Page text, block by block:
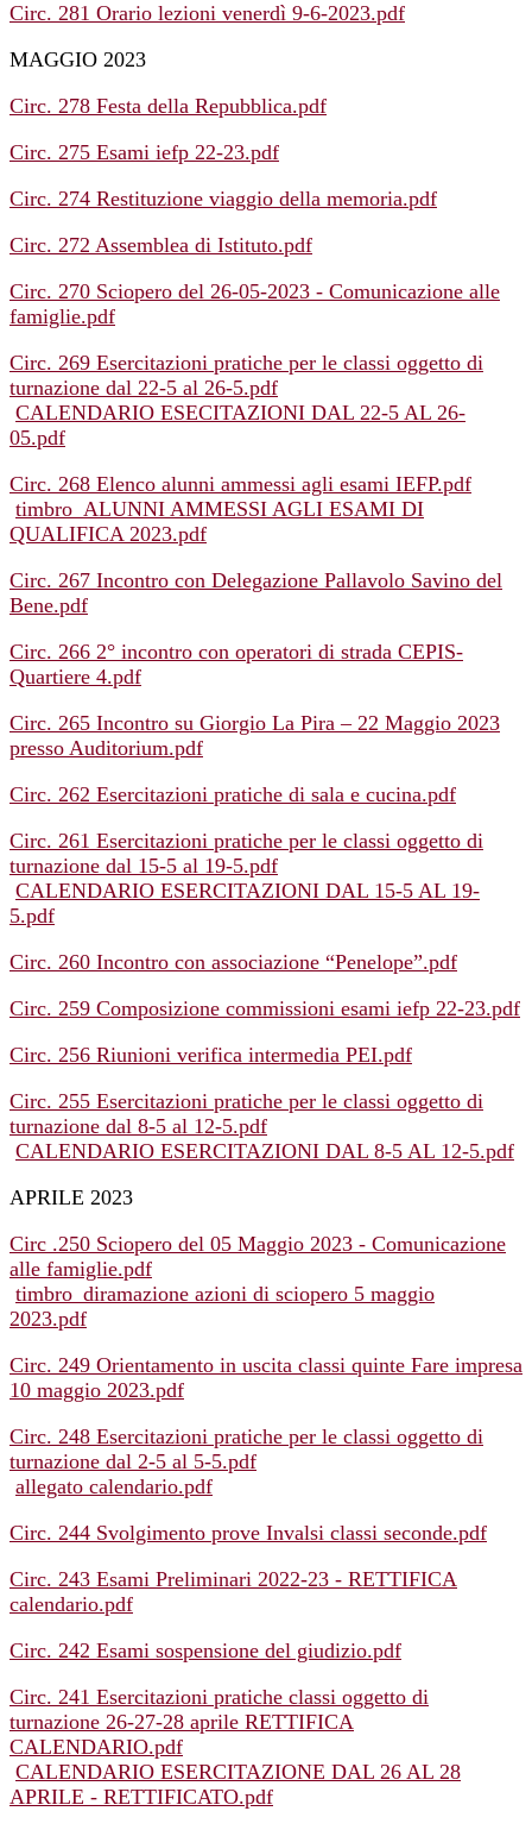
Circ. 281 Orario lezioni venerdì 9-6-2023.pdf
MAGGIO 2023
Circ. 278 Festa della Repubblica.pdf
Circ. 275 Esami iefp 22-23.pdf
Circ. 274 Restituzione viaggio della memoria.pdf
Circ. 272 Assemblea di Istituto.pdf
Circ. 270 Sciopero del 26-05-2023 - Comunicazione alle
famiglie.pdf
Circ. 269 Esercitazioni pratiche per le classi oggetto di
turnazione dal 22-5 al 26-5.pdf
CALENDARIO ESECITAZIONI DAL 22-5 AL 26-
05.pdf
Circ. 268 Elenco alunni ammessi agli esami IEFP.pdf
timbro_ALUNNI AMMESSI AGLI ESAMI DI
QUALIFICA 2023.pdf
Circ. 267 Incontro con Delegazione Pallavolo Savino del
Bene.pdf
Circ. 266 2° incontro con operatori di strada CEPIS-
Quartiere 4.pdf
Circ. 265 Incontro su Giorgio La Pira – 22 Maggio 2023
presso Auditorium.pdf
Circ. 262 Esercitazioni pratiche di sala e cucina.pdf
Circ. 261 Esercitazioni pratiche per le classi oggetto di
turnazione dal 15-5 al 19-5.pdf
CALENDARIO ESERCITAZIONI DAL 15-5 AL 19-
5.pdf
Circ. 260 Incontro con associazione “Penelope”.pdf
Circ. 259 Composizione commissioni esami iefp 22-23.pdf
Circ. 256 Riunioni verifica intermedia PEI.pdf
Circ. 255 Esercitazioni pratiche per le classi oggetto di
turnazione dal 8-5 al 12-5.pdf
CALENDARIO ESERCITAZIONI DAL 8-5 AL 12-5.pdf
APRILE 2023
Circ .250 Sciopero del 05 Maggio 2023 - Comunicazione
alle famiglie.pdf
timbro_diramazione azioni di sciopero 5 maggio
2023.pdf
Circ. 249 Orientamento in uscita classi quinte Fare impresa
10 maggio 2023.pdf
Circ. 248 Esercitazioni pratiche per le classi oggetto di
turnazione dal 2-5 al 5-5.pdf
allegato calendario.pdf
Circ. 244 Svolgimento prove Invalsi classi seconde.pdf
Circ. 243 Esami Preliminari 2022-23 - RETTIFICA
calendario.pdf
Circ. 242 Esami sospensione del giudizio.pdf
Circ. 241 Esercitazioni pratiche classi oggetto di
turnazione 26-27-28 aprile RETTIFICA
CALENDARIO.pdf
CALENDARIO ESERCITAZIONE DAL 26 AL 28
APRILE - RETTIFICATO.pdf